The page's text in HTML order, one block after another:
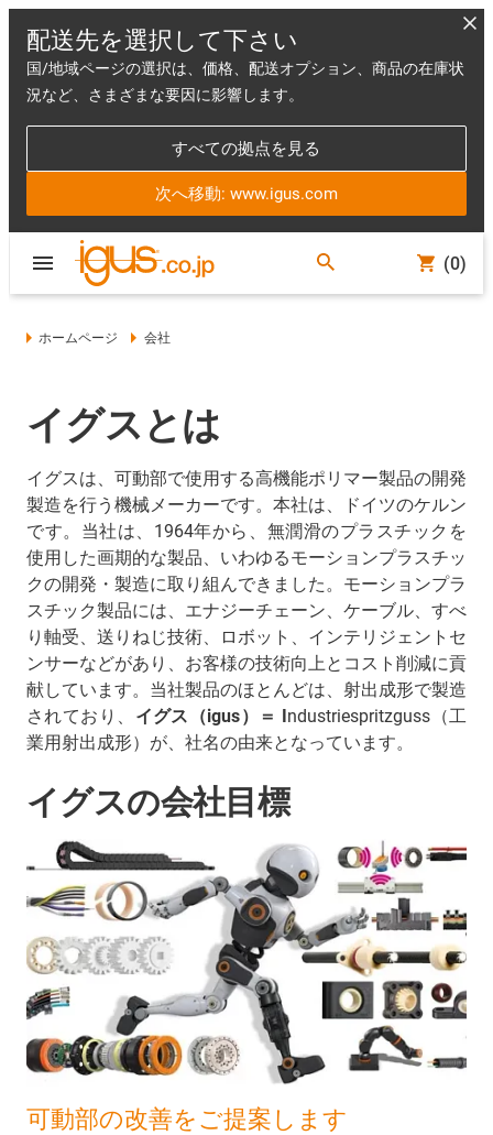
配送先を選択して下さい
国/地域ページの選択は、価格、配送オプション、商品の在庫状
況など、さまざまな要因に影響します。
すべての拠点を見る
次へ移動: www.igus.com
(0)
ホームページ 会社
イグスとは
イグスは、可動部で使用する高機能ポリマー製品の開発
製造を行う機械メーカーです。本社は、ドイツのケルン
です。当社は、1964年から、無潤滑のプラスチックを
使用した画期的な製品、いわゆるモーションプラスチッ
クの開発・製造に取り組んできました。モーションプラ
スチック製品には、エナジーチェーン、ケーブル、すべ
り軸受、送りねじ技術、ロボット、インテリジェントセ
ンサーなどがあり、お客様の技術向上とコスト削減に貢
献しています。当社製品のほとんどは、射出成形で製造
されており、 イグス（igus）＝ Industriespritzguss（工
業用射出成形）が、社名の由来となっています。
イグスの会社目標
可動部の改善をご提案します